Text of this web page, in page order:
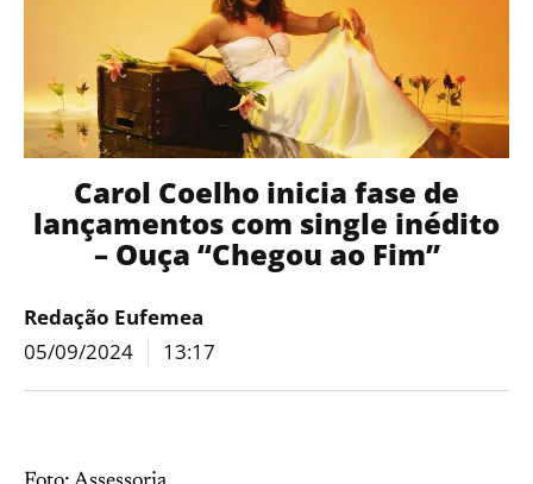
Carol Coelho inicia fase de
lançamentos com single inédito
– Ouça “Chegou ao Fim”
Redação Eufemea
05/09/2024
13:17